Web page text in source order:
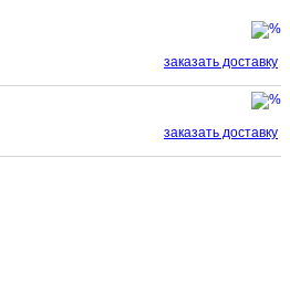
заказать доставку
заказать доставку